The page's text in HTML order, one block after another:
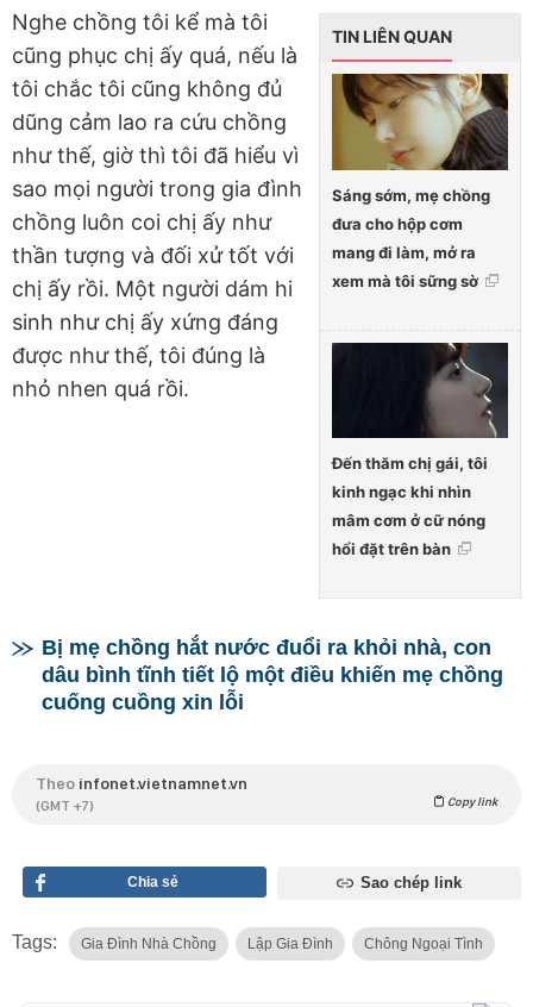
TIN LIÊN QUAN
Sáng sớm, mẹ chồng
đưa cho hộp cơm
mang đi làm, mở ra
xem mà tôi sững sờ
Đến thăm chị gái, tôi
kinh ngạc khi nhìn
mâm cơm ở cữ nóng
hổi đặt trên bàn
Nghe chồng tôi kể mà tôi
cũng phục chị ấy quá, nếu là
tôi chắc tôi cũng không đủ
dũng cảm lao ra cứu chồng
như thế, giờ thì tôi đã hiểu vì
sao mọi người trong gia đình
chồng luôn coi chị ấy như
thần tượng và đối xử tốt với
chị ấy rồi. Một người dám hi
sinh như chị ấy xứng đáng
được như thế, tôi đúng là
nhỏ nhen quá rồi.
Bị mẹ chồng hắt nước đuổi ra khỏi nhà, con
dâu bình tĩnh tiết lộ một điều khiến mẹ chồng
cuống cuồng xin lỗi
Theo infonet.vietnamnet.vn
(GMT +7) Copy link
Chia sẻ Sao chép link
Tags: Gia Đình Nhà Chồng Lập Gia Đình Chông Ngoại Tình